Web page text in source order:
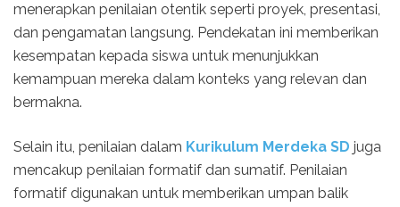
menerapkan penilaian otentik seperti proyek, presentasi,
dan pengamatan langsung. Pendekatan ini memberikan
kesempatan kepada siswa untuk menunjukkan
kemampuan mereka dalam konteks yang relevan dan
bermakna.
Selain itu, penilaian dalam Kurikulum Merdeka SD juga
mencakup penilaian formatif dan sumatif. Penilaian
formatif digunakan untuk memberikan umpan balik